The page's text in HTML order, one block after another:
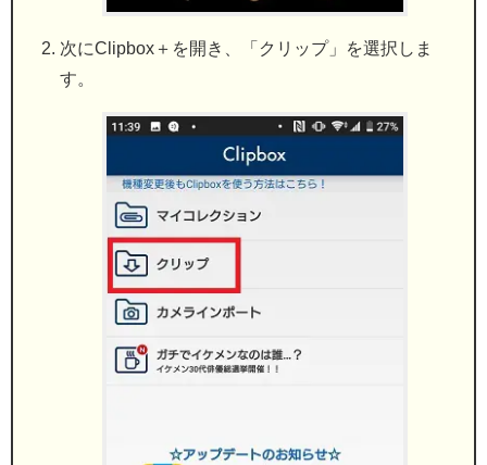
次にClipbox＋を開き、「クリップ」を選択しま
す。